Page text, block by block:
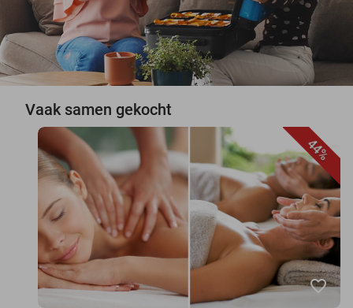
Vaak samen gekocht
44%
favorite_border